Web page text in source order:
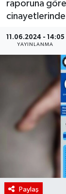
raporuna
cinayetlerinde
11.06.2024 - 14:05
YAYINLANMA
Paylaş